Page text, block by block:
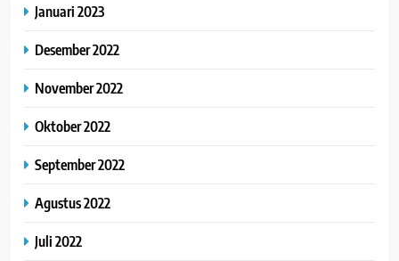
Januari 2023
Desember 2022
November 2022
Oktober 2022
September 2022
Agustus 2022
Juli 2022